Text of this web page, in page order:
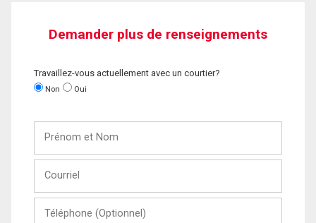
Demander plus de renseignements
Travaillez-vous actuellement avec un courtier?
Non Oui
Nom
(Optionnel)